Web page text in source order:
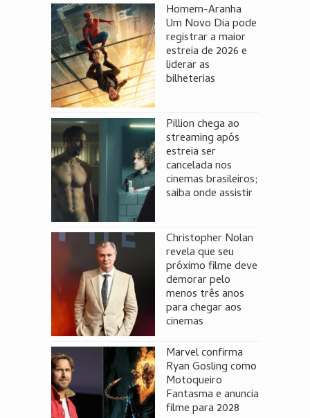
Homem-Aranha
Um Novo Dia pode
registrar a maior
estreia de 2026 e
liderar as
bilheterias
Pillion chega ao
streaming após
estreia ser
cancelada nos
cinemas brasileiros;
saiba onde assistir
Christopher Nolan
revela que seu
próximo filme deve
demorar pelo
menos três anos
para chegar aos
cinemas
Marvel confirma
Ryan Gosling como
Motoqueiro
Fantasma e anuncia
filme para 2028